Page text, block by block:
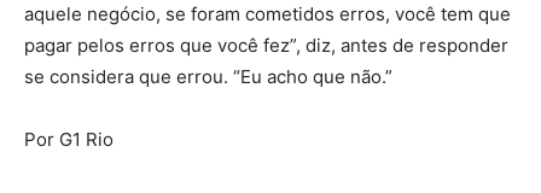
aquele negócio, se foram cometidos erros, você tem que
pagar pelos erros que você fez”, diz, antes de responder
se considera que errou. “Eu acho que não.”
Por G1 Rio